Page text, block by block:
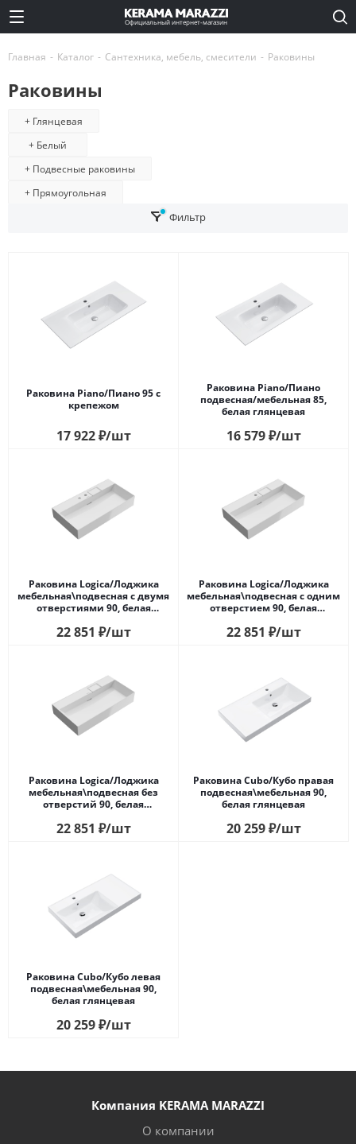
Официальный интернет-магазин
Главная - Каталог - Сантехника, мебель, смесители - Раковины
Раковины
+ Глянцевая
+ Белый
+ Подвесные раковины
+ Прямоугольная
Фильтр
Раковина Piano/Пиано 95 с
крепежом
17 922₽/шт
Раковина Piano/Пиано
подвесная/мебельная 85,
белая глянцевая
16 579₽/шт
Раковина Logica/Лоджика
мебельная\подвесная с двумя
отверстиями 90, белая
22 851 ₽/шт
Раковина Logica/Лоджика
мебельная\подвесная с одним
отверстием 90, белая
22 851 ₽/шт
Раковина Logica/Лоджика
мебельная\подвесная без
отверстий 90, белая
22 851 ₽/шт
Раковина Cubo/Кубо правая
подвесная\мебельная 90,
белая глянцевая
20 259₽/шт
Раковина Cubo/Кубо левая
подвесная\мебельная 90,
белая глянцевая
20 259₽/шт
Компания KERAMA MARAZZI
О компании